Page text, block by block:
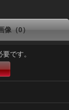
像（0）
です。